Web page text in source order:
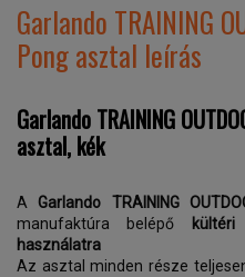
Garlando TRAINING
Pong asztal leírás
Garlando TRAINING
asztal, kék
AGarlando TRAINING
manufaktúra belépő
kültéri
használatra
Az asztal minden része